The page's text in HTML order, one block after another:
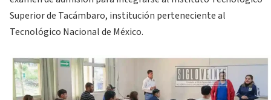
Superior de Tacámbaro, institución perteneciente al
Tecnológico Nacional de México.